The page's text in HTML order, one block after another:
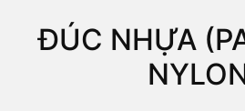
ĐÚC NHỰA